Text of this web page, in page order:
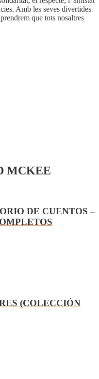
Amb les seves divertides
que tots nosaltres
MCKEE
DE CUENTOS –
(COLECCIÓN